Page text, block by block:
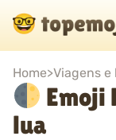
Home>Viagens e
Emoji
lua